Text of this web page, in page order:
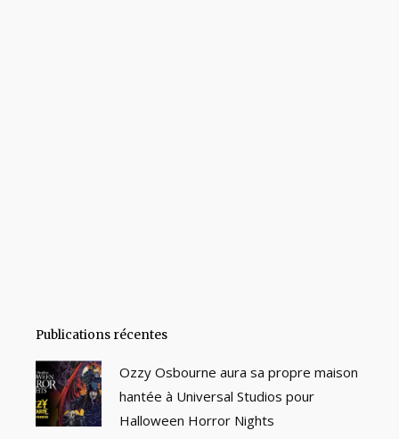
Publications récentes
Ozzy Osbourne aura sa propre maison
hantée à Universal Studios pour
Halloween Horror Nights